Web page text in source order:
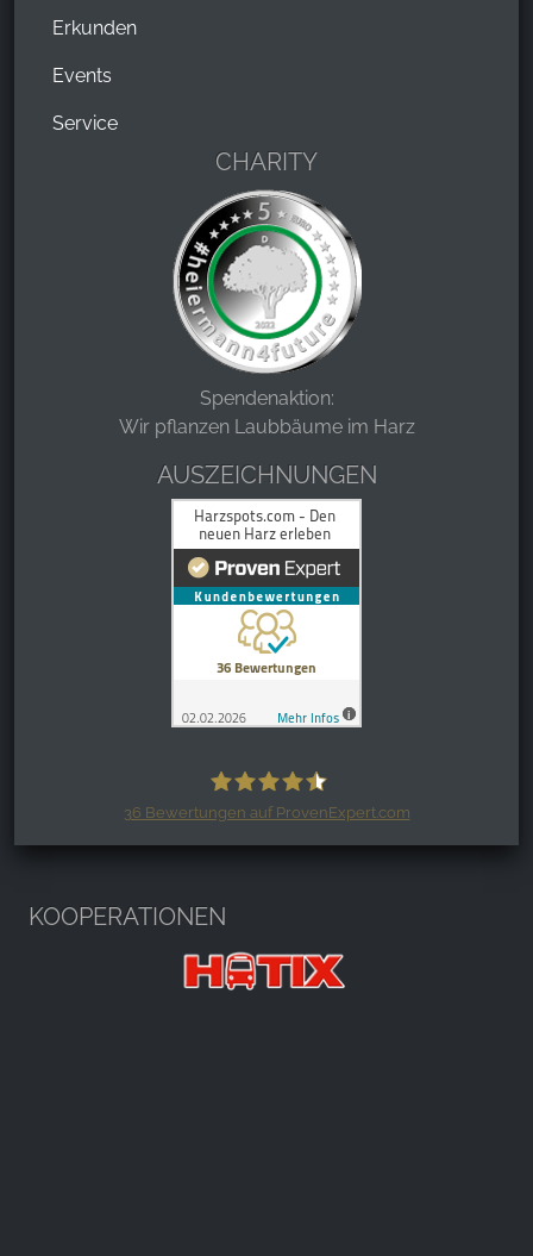
Erkunden
Events
Service
CHARITY
Spendenaktion:
Wir pflanzen Laubbäume im Harz
AUSZEICHNUNGEN
36 Bewertungen auf ProvenExpert.com
KOOPERATIONEN